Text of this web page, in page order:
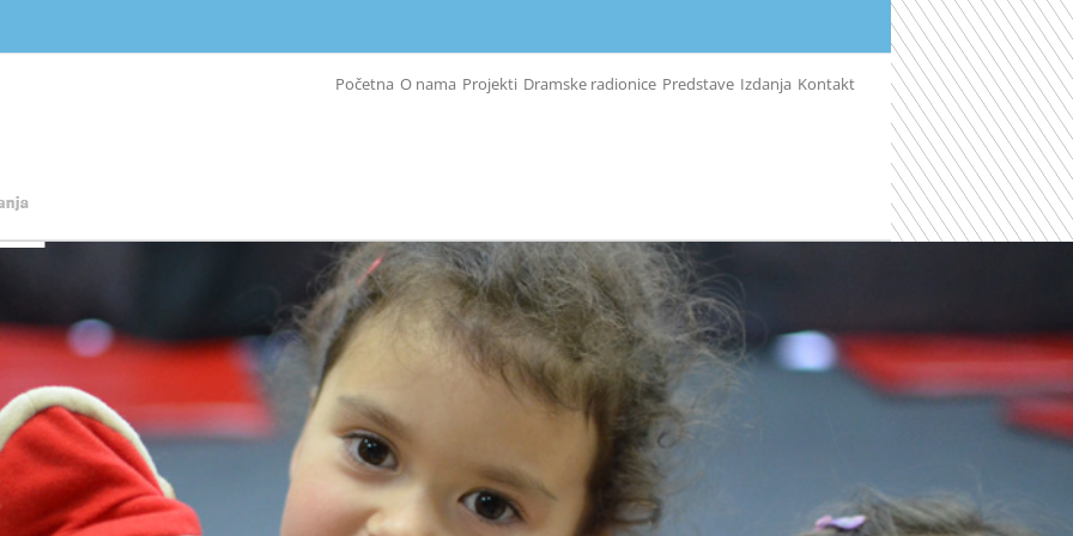
Početna O nama Projekti Dramske radionice Predstave Izdanja Kontakt